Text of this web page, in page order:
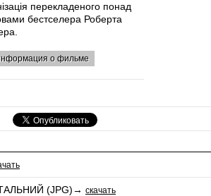
перекладеного понад
бестселера Роберта
о фильме
(JPG)→ скачать